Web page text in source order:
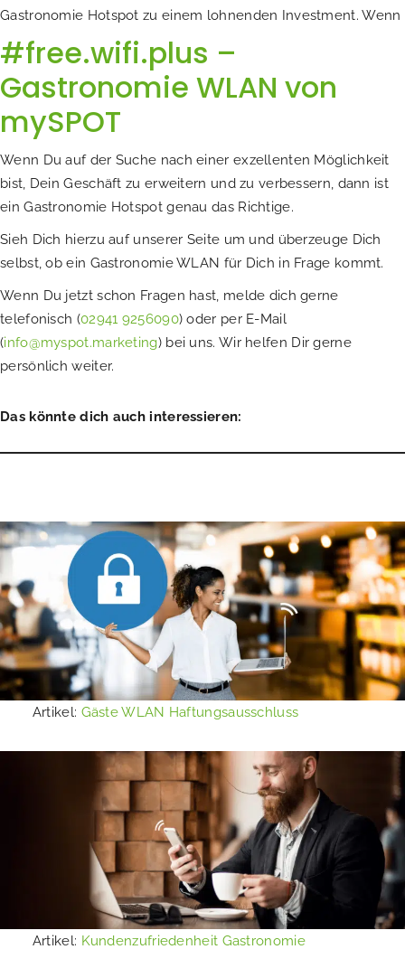
Gastronomie Hotspot zu einem lohnenden Investment. Wenn
#free.wifi.plus –
Gastronomie WLAN von
mySPOT
Wenn Du auf der Suche nach einer exzellenten Möglichkeit
bist, Dein Geschäft zu erweitern und zu verbessern, dann ist
ein Gastronomie Hotspot genau das Richtige.
Sieh Dich hierzu auf unserer Seite um und überzeuge Dich
selbst, ob ein Gastronomie WLAN für Dich in Frage kommt.
Wenn Du jetzt schon Fragen hast, melde dich gerne
telefonisch (02941 9256090) oder per E-Mail
(info@myspot.marketing) bei uns. Wir helfen Dir gerne
persönlich weiter.
Das könnte dich auch interessieren:
Artikel: Gäste WLAN Haftungsausschluss
Artikel: Kundenzufriedenheit Gastronomie